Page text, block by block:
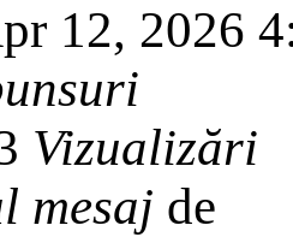
12, 2026
Vizualizări
mesaj de